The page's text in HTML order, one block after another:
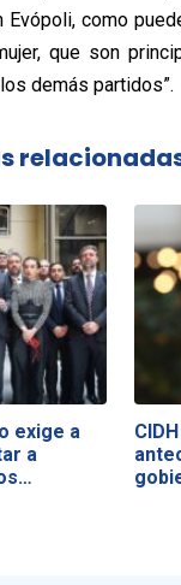
Evópoli, como
que son
demás partidos”.
exige a
a